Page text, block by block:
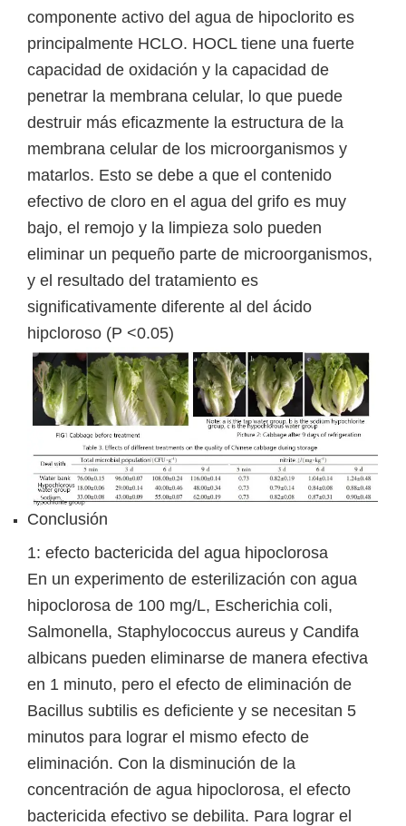
componente activo del agua de hipoclorito es
principalmente HCLO. HOCL tiene una fuerte
capacidad de oxidación y la capacidad de
penetrar la membrana celular, lo que puede
destruir más eficazmente la estructura de la
membrana celular de los microorganismos y
matarlos. Esto se debe a que el contenido
efectivo de cloro en el agua del grifo es muy
bajo, el remojo y la limpieza solo pueden
eliminar un pequeño parte de microorganismos,
y el resultado del tratamiento es
significativamente diferente al del ácido
hipcloroso (P <0.05)
Conclusión
1: efecto bactericida del agua hipoclorosa
En un experimento de esterilización con agua
hipoclorosa de 100 mg/L, Escherichia coli,
Salmonella, Staphylococcus aureus y Candifa
albicans pueden eliminarse de manera efectiva
en 1 minuto, pero el efecto de eliminación de
Bacillus subtilis es deficiente y se necesitan 5
minutos para lograr el mismo efecto de
eliminación. Con la disminución de la
concentración de agua hipoclorosa, el efecto
bactericida efectivo se debilita. Para lograr el